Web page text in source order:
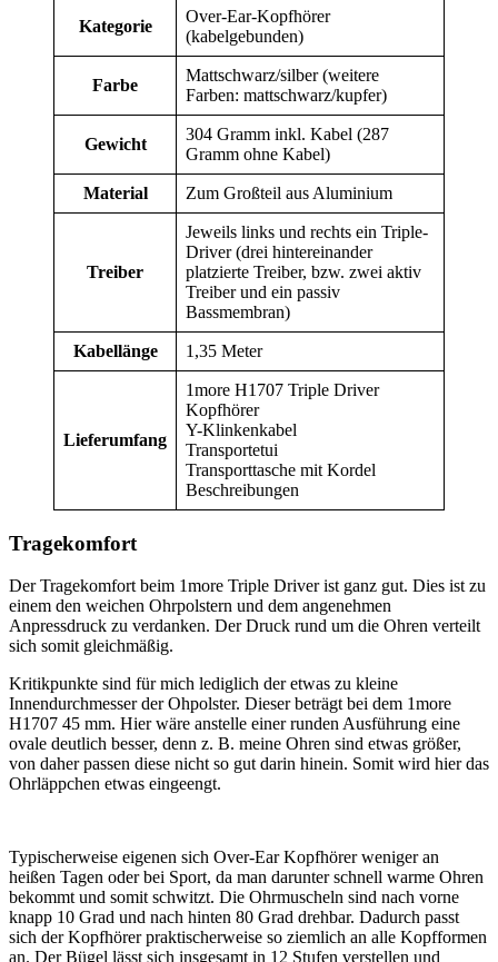
Kategorie
Over-Ear-Kopfhörer
(kabelgebunden)
Farbe
Mattschwarz/silber (weitere
Farben: mattschwarz/kupfer)
Gewicht
304 Gramm inkl. Kabel (287
Gramm ohne Kabel)
Material Zum Großteil aus Aluminium
Treiber
Jeweils links und rechts ein Triple-
Driver (drei hintereinander
platzierte Treiber, bzw. zwei aktiv
Treiber und ein passiv
Bassmembran)
Kabellänge 1,35 Meter
Lieferumfang
1more H1707 Triple Driver
Kopfhörer
Y-Klinkenkabel
Transportetui
Transporttasche mit Kordel
Beschreibungen
Tragekomfort
Der Tragekomfort beim 1more Triple Driver ist ganz gut. Dies ist zu
einem den weichen Ohrpolstern und dem angenehmen
Anpressdruck zu verdanken. Der Druck rund um die Ohren verteilt
sich somit gleichmäßig.
Kritikpunkte sind für mich lediglich der etwas zu kleine
Innendurchmesser der Ohpolster. Dieser beträgt bei dem 1more
H1707 45 mm. Hier wäre anstelle einer runden Ausführung eine
ovale deutlich besser, denn z. B. meine Ohren sind etwas größer,
von daher passen diese nicht so gut darin hinein. Somit wird hier das
Ohrläppchen etwas eingeengt.
Typischerweise eigenen sich Over-Ear Kopfhörer weniger an
heißen Tagen oder bei Sport, da man darunter schnell warme Ohren
bekommt und somit schwitzt. Die Ohrmuscheln sind nach vorne
knapp 10 Grad und nach hinten 80 Grad drehbar. Dadurch passt
sich der Kopfhörer praktischerweise so ziemlich an alle Kopfformen
an. Der Bügel lässt sich insgesamt in 12 Stufen verstellen und